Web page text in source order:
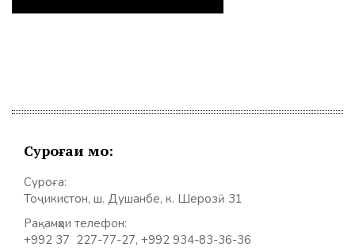
Суроғаи мо:
Суроға:
Тоҷикистон, ш. Душанбе, к. Шерозӣ 31
Рақамҳои телефон:
+992 37 227-77-27, +992 934-83-36-36